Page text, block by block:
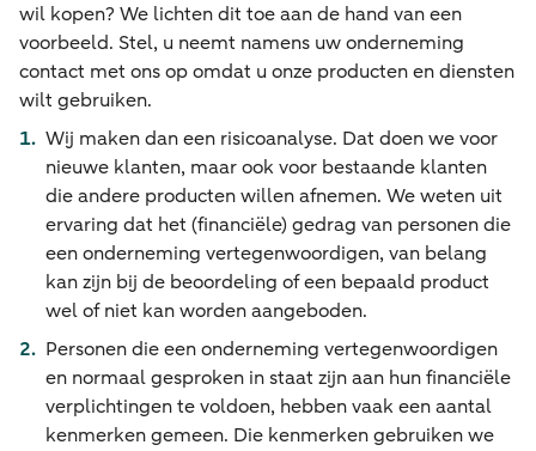
wil kopen? We lichten dit toe aan de hand van een
voorbeeld. Stel, u neemt namens uw onderneming
contact met ons op omdat u onze producten en diensten
wilt gebruiken.
Wij maken dan een risicoanalyse. Dat doen we voor
nieuwe klanten, maar ook voor bestaande klanten
die andere producten willen afnemen. We weten uit
ervaring dat het (financiële) gedrag van personen die
een onderneming vertegenwoordigen, van belang
kan zijn bij de beoordeling of een bepaald product
wel of niet kan worden aangeboden.
Personen die een onderneming vertegenwoordigen
en normaal gesproken in staat zijn aan hun financiële
verplichtingen te voldoen, hebben vaak een aantal
kenmerken gemeen. Die kenmerken gebruiken we